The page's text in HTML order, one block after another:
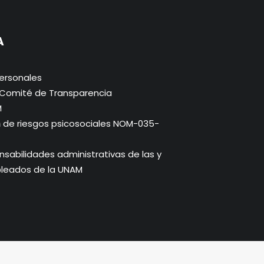
de Transparencia
riesgos psicosociales NOM-035-
administrativas de las y
de la UNAM